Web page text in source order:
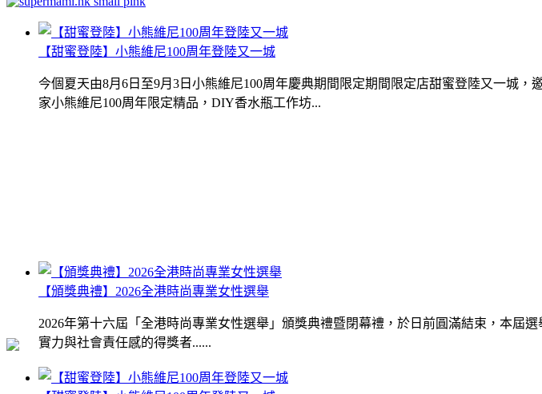
【甜蜜登陸】小熊維尼100周年登陸又一城
今個夏天由8月6日至9月3日小熊維尼100周年慶典期間限定期間限定店甜蜜登陸又一城
家小熊維尼100周年限定精品，DIY香水瓶工作坊...
【頒獎典禮】2026全港時尚專業女性選舉
2026年第十六屆「全港時尚專業女性選舉」頒獎典禮暨閉幕禮，於日前圓滿結束，本屆
實力與社會責任感的得獎者......